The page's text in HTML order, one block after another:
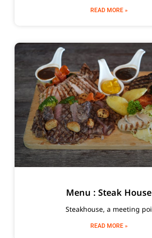
READ MORE »
Menu : Steak House
Steakhouse, a meeting poi
READ MORE »